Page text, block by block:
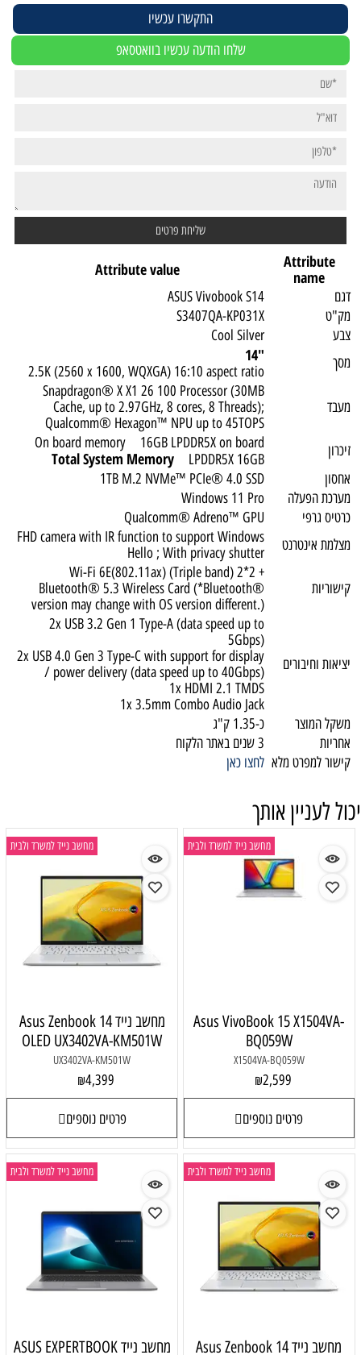
התקשרו עכשיו
שלחו הודעה עכשיו בוואטסאפ
Attribute
name
Attribute value
דגם
ASUS Vivobook S14
מק"ט
S3407QA-KP031X
צבע
Cool Silver
מסך
"14
2.5K (2560 x 1600, WQXGA) 16:10 aspect ratio
מעבד
Snapdragon® X X1 26 100 Processor (30MB
Cache, up to 2.97GHz, 8 cores, 8 Threads);
Qualcomm® Hexagon™ NPU up to 45TOPS
זיכרון
On board memory 16GB LPDDR5X on board
Total System Memory
LPDDR5X 16GB
אחסון
1TB M.2 NVMe™ PCIe® 4.0 SSD
מערכת הפעלה
Windows 11 Pro
כרטיס גרפי
Qualcomm® Adreno™ GPU
מצלמת אינטרנט
FHD camera with IR function to support Windows
Hello ; With privacy shutter
קישוריות
Wi-Fi 6E(802.11ax) (Triple band) 2*2 +
Bluetooth® 5.3 Wireless Card (*Bluetooth®
version may change with OS version different.)
יציאות וחיבורים
2x USB 3.2 Gen 1 Type-A (data speed up to
5Gbps)
2x USB 4.0 Gen 3 Type-C with support for display
/ power delivery (data speed up to 40Gbps)
1x HDMI 2.1 TMDS
1x 3.5mm Combo Audio Jack
משקל המוצר
כ-1.35 ק"ג
אחריות
3 שנים באתר הלקוח
קישור למפרט מלא לחצו כאן
יכול לעניין אותך
מחשב נייד למשרד ולבית
Asus VivoBook 15 X1504VA-
BQ059W
X1504VA-BQ059W
₪2,599
פרטים נוספים
מחשב נייד למשרד ולבית
מחשב נייד Asus Zenbook 14
OLED UX3402VA-KM501W
UX3402VA-KM501W
₪4,399
פרטים נוספים
מחשב נייד למשרד ולבית
מחשב נייד Asus Zenbook 14
מחשב נייד למשרד ולבית
מחשב נייד ASUS EXPERTBOOK